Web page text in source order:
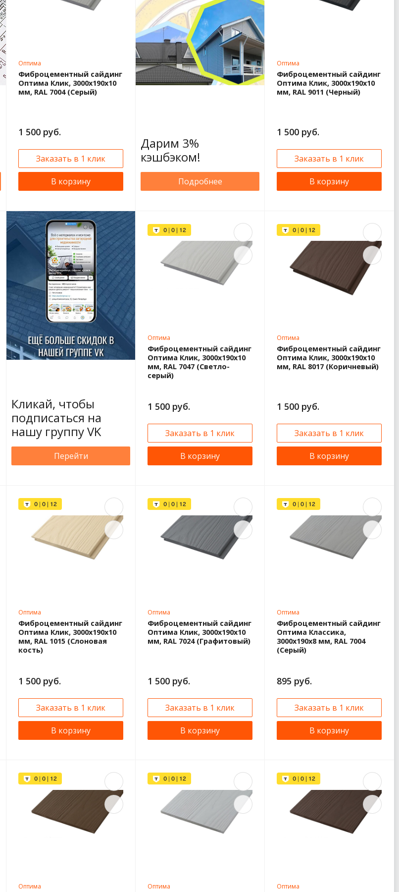
Оптима
Фиброцементный сайдинг
Оптима Клик, 3000x190x10
мм, RAL 7004 (Серый)
1 500 руб.
Заказать в 1 клик
В корзину
Дарим 3%
кэшбэком!
Подробнее
Оптима
Фиброцементный сайдинг
Оптима Клик, 3000x190x10
мм, RAL 9011 (Черный)
1 500 руб.
Заказать в 1 клик
В корзину
Кликай, чтобы
подписаться на
нашу группу VK
Перейти
Оптима
Фиброцементный сайдинг
Оптима Клик, 3000x190x10
мм, RAL 7047 (Светло-
серый)
1 500 руб.
Заказать в 1 клик
В корзину
Оптима
Фиброцементный сайдинг
Оптима Клик, 3000x190x10
мм, RAL 8017 (Коричневый)
1 500 руб.
Заказать в 1 клик
В корзину
Оптима
Фиброцементный сайдинг
Оптима Клик, 3000x190x10
мм, RAL 1015 (Слоновая
кость)
1 500 руб.
Заказать в 1 клик
В корзину
Оптима
Фиброцементный сайдинг
Оптима Клик, 3000x190x10
мм, RAL 7024 (Графитовый)
1 500 руб.
Заказать в 1 клик
В корзину
Оптима
Фиброцементный сайдинг
Оптима Классика,
3000x190x8 мм, RAL 7004
(Серый)
895 руб.
Заказать в 1 клик
В корзину
Оптима Оптима Оптима